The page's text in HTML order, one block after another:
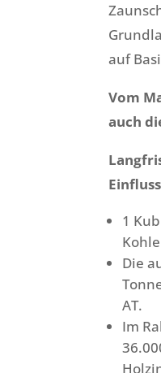
auf
Vom
auch
1
Die
AT.
Im